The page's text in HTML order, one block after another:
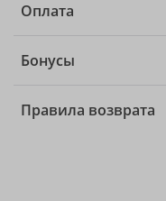
Оплата
Бонусы
Правила возврата